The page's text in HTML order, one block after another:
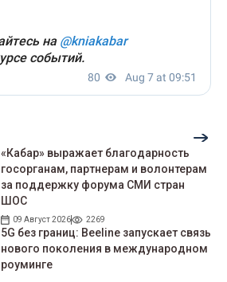
«Кабар» выражает благодарность
госорганам, партнерам и волонтерам
за поддержку форума СМИ стран
ШОС
09 Август 2026 2269
5G без границ: Beeline запускает связь
нового поколения в международном
роуминге